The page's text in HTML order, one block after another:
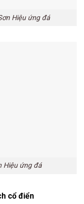
Hiệu ứng đá
Hiệu ứng đá
cổ điển